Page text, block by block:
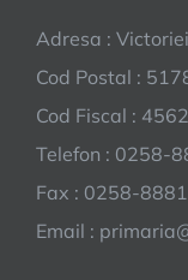
Adresa :
Cod Postal :
Cod Fiscal :
Telefon : 0258-
Fax : 0258-
Email :